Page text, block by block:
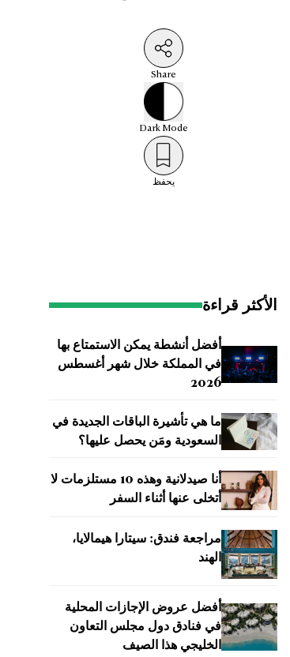
Share
DarkMode
يحفظ
الأكثر قراءة
أفضل أنشطة يمكن الاستمتاع بها
في المملكة خلال شهر أغسطس
2026
ما هي تأشيرة الباقات الجديدة في
السعودية ومَن يحصل عليها؟
أنا صيدلانية وهذه 10 مستلزمات لا
أتخلى عنها أثناء السفر
مراجعة فندق: سيتارا هيمالايا،
الهند
أفضل عروض الإجازات المحلية
في فنادق دول مجلس التعاون
الخليجي هذا الصيف